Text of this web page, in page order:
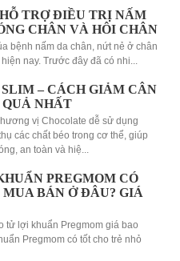
TRỢ ĐIỀU TRỊ NẤM
CHÂN VÀ HÔI CHÂN
bệnh nấm da chân, nứt nẻ ở chân
nay. Trước đây đã có nhi...
– CÁCH GIẢM CÂN
NHẤT
vị Chocolate dễ sử dụng
các chất béo trong cơ thể, giúp
an toàn và hiệ...
PREGMOM CÓ
MUA BÁN Ở ĐÂU? GIÁ
tử lợi khuẩn Pregmom giá bao
Pregmom có tốt cho trẻ nhỏ